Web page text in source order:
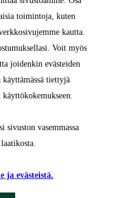
toimintoja, kuten
kautta.
Voit myös
joidenkin evästeiden
tiettyjä
sivuston vasemmassa
laatikosta.
ja evästeistä.